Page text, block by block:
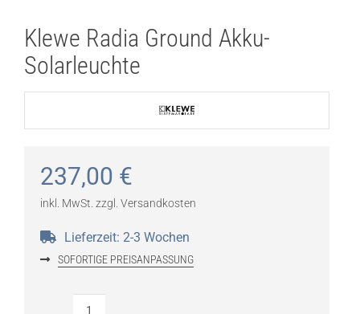
Klewe Radia Ground Akku-
Solarleuchte
237,00 €
inkl. MwSt. zzgl. Versandkosten
Lieferzeit: 2-3 Wochen
SOFORTIGE PREISANPASSUNG